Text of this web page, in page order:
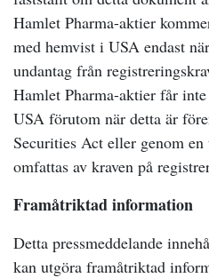
Hamlet Pharma-aktier
med hemvist i USA endast
undantag från
Hamlet Pharma-aktier får
USA förutom när detta är
Securities Act eller genom
omfattas av kraven på
Framåtriktad information
Detta pressmeddelande
kan utgöra framåtriktad